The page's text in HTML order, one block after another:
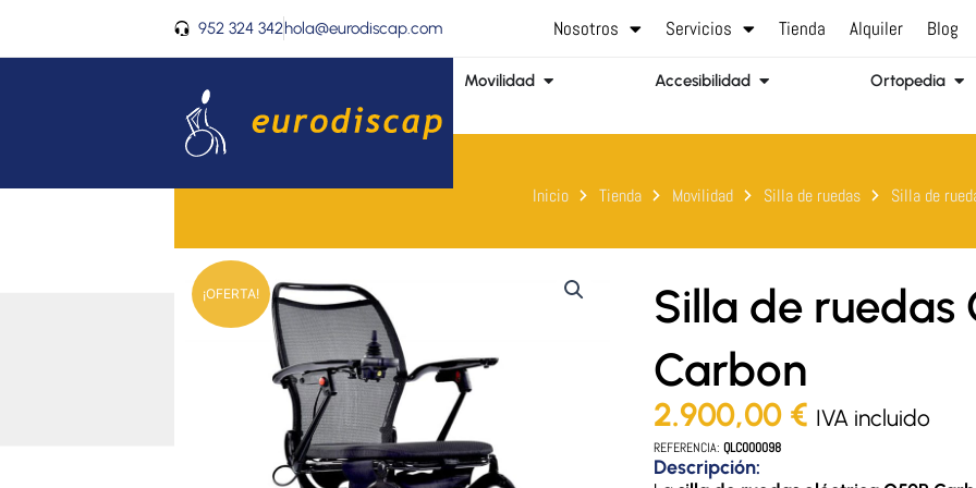
contenido
952 324 342hola@eurodiscap.com Nosotros Servicios Tienda Alquiler Blog
Movilidad Abrir Movilidad Accesibilidad Abrir AccesibilidadOrtopedia
Inicio Tienda Movilidad Silla de ruedas Silla de
¡OFERTA!
Silla de ruedas
Carbon
2.900,00 € IVA incluido
REFERENCIA: QLC000098
Descripción: